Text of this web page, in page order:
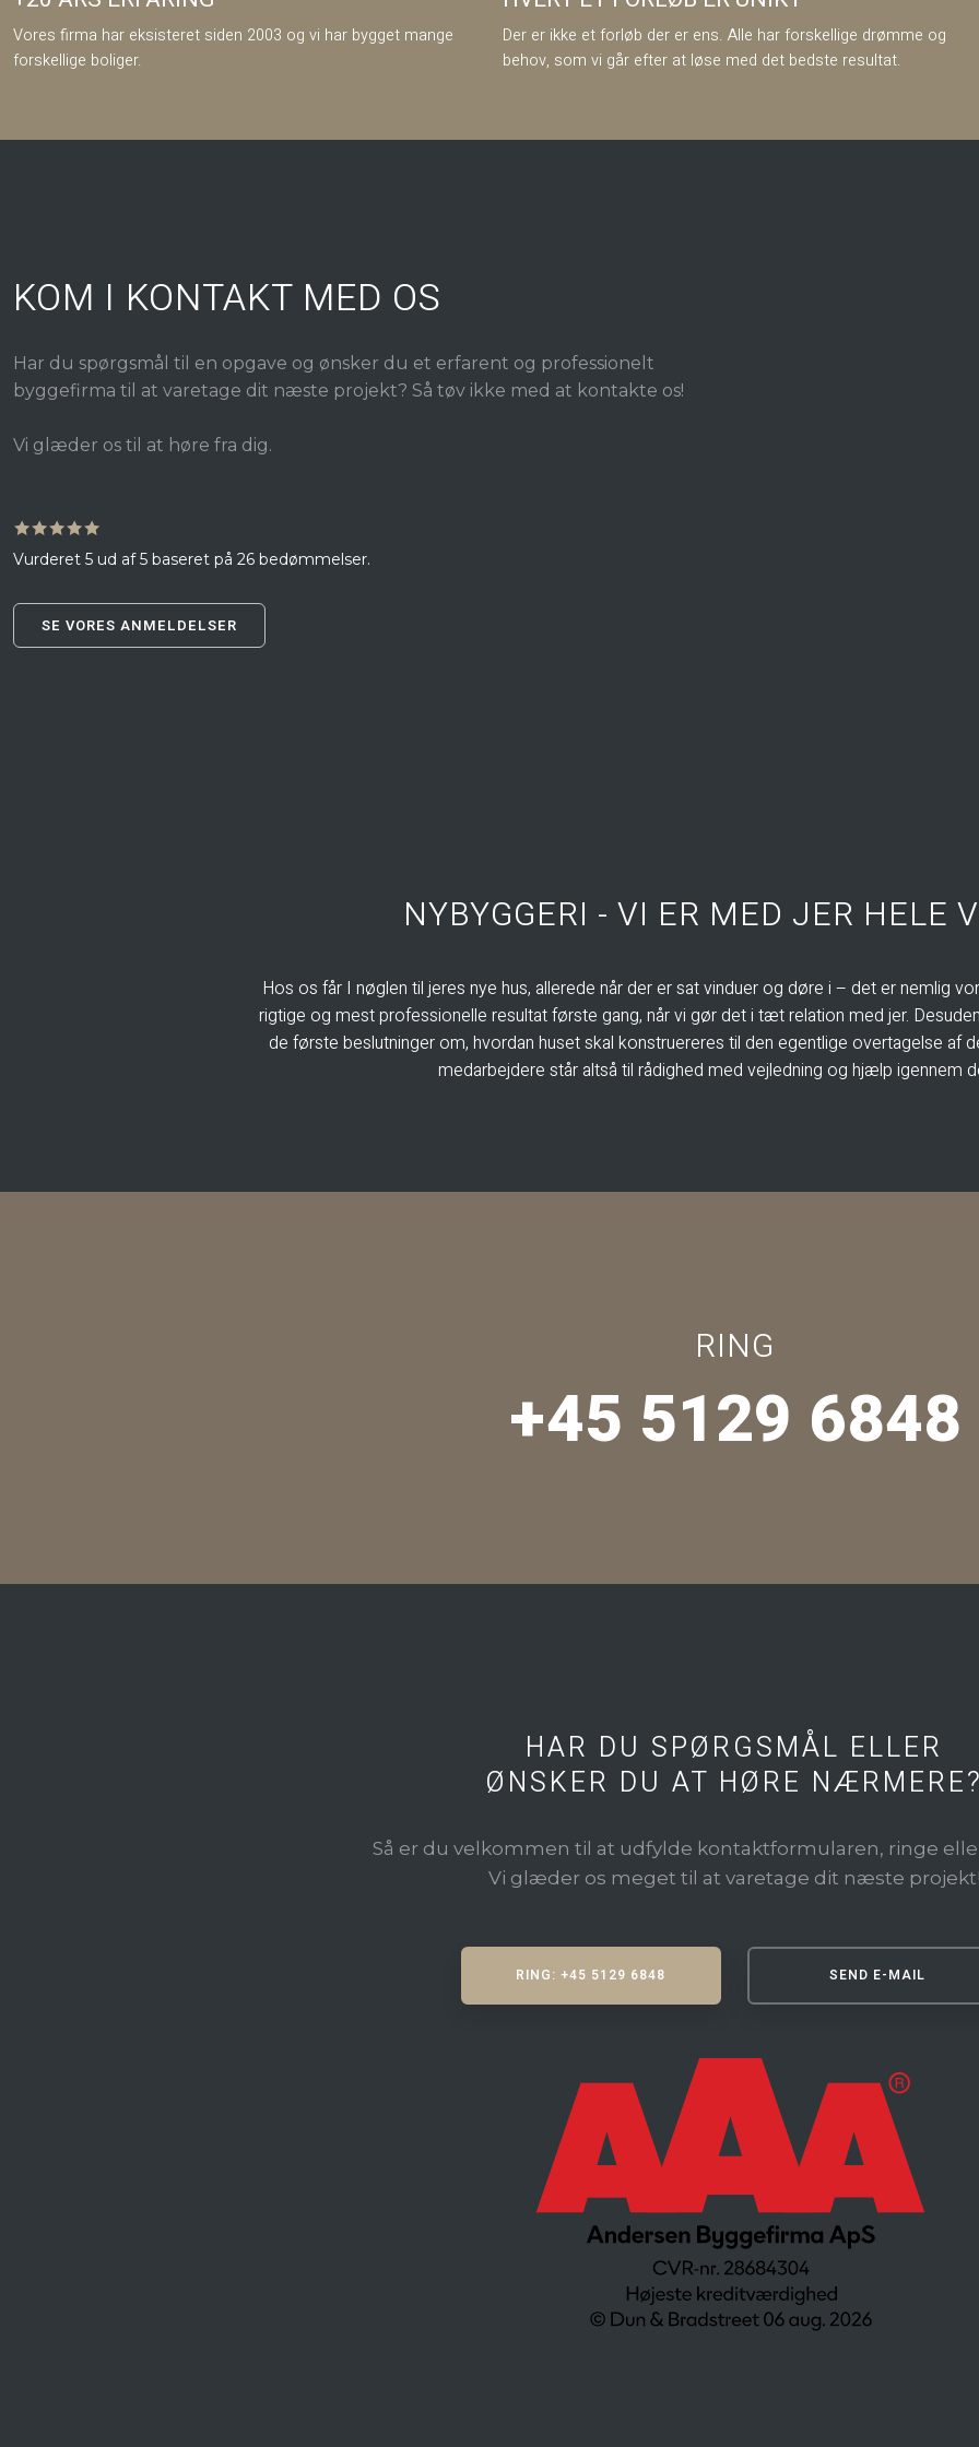
Vores firma har eksisteret siden 2003 og vi har bygget mange
forskellige boliger.
Der er ikke et forløb der er ens. Alle har forskellige drømme og
behov, som vi går efter at løse med det bedste resultat.
KOM I KONTAKT MED OS
Har du spørgsmål til en opgave og ønsker du et erfarent og professionelt
byggefirma til at varetage dit næste projekt? Så tøv ikke med at kontakte os!
​Vi glæder os til at høre fra dig.
🟊🟊🟊🟊🟊
Vurderet 5 ud af 5 baseret på 26 bedømmelser.​
SE VORES ANMELDELSER​
NYBYGGERI - VI ER MED JER HELE
Hos os får I nøglen til jeres nye hus, allerede når der er sat vinduer og døre i – det er nemlig
rigtige og mest professionelle resultat første gang, når vi gør det i tæt relation med jer.
de første beslutninger om, hvordan huset skal konstruereres til den egentlige overtagelse af
medarbejdere står altså til rådighed med vejledning og hjælp igennem
RING
+45 5129 6848​
HAR DU SPØRGSMÅL ELLER
​ØNSKER DU AT HØRE NÆRMERE?
Så er du velkommen til at udfylde kontaktformularen, ringe
​Vi glæder os meget til at varetage dit næste projekt!
RING: +45 5129 6848 SEND E-MAIL